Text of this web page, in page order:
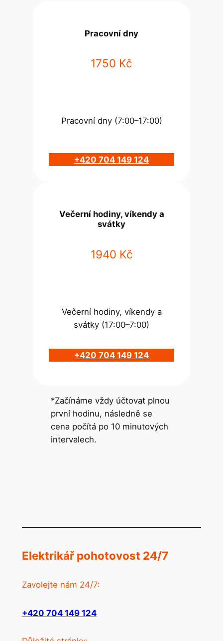
Pracovní dny
1750 Kč
Pracovní dny (7:00–17:00)
+420 704 149 124
Večerní hodiny, víkendy a
svátky
1940 Kč
Večerní hodiny, víkendy a
svátky (17:00–7:00)
+420 704 149 124
*Začínáme vždy účtovat plnou
první hodinu, následně se
cena počítá po 10 minutových
intervalech.
Elektrikář pohotovost 24/7
Zavolejte nám 24/7:
+420 704 149 124